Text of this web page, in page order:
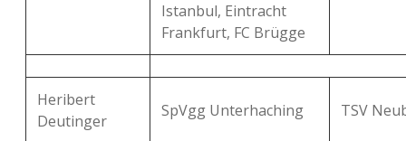
Istanbul, Eintracht
Frankfurt, FC Brügge
Heribert
Deutinger
SpVgg Unterhaching TSV